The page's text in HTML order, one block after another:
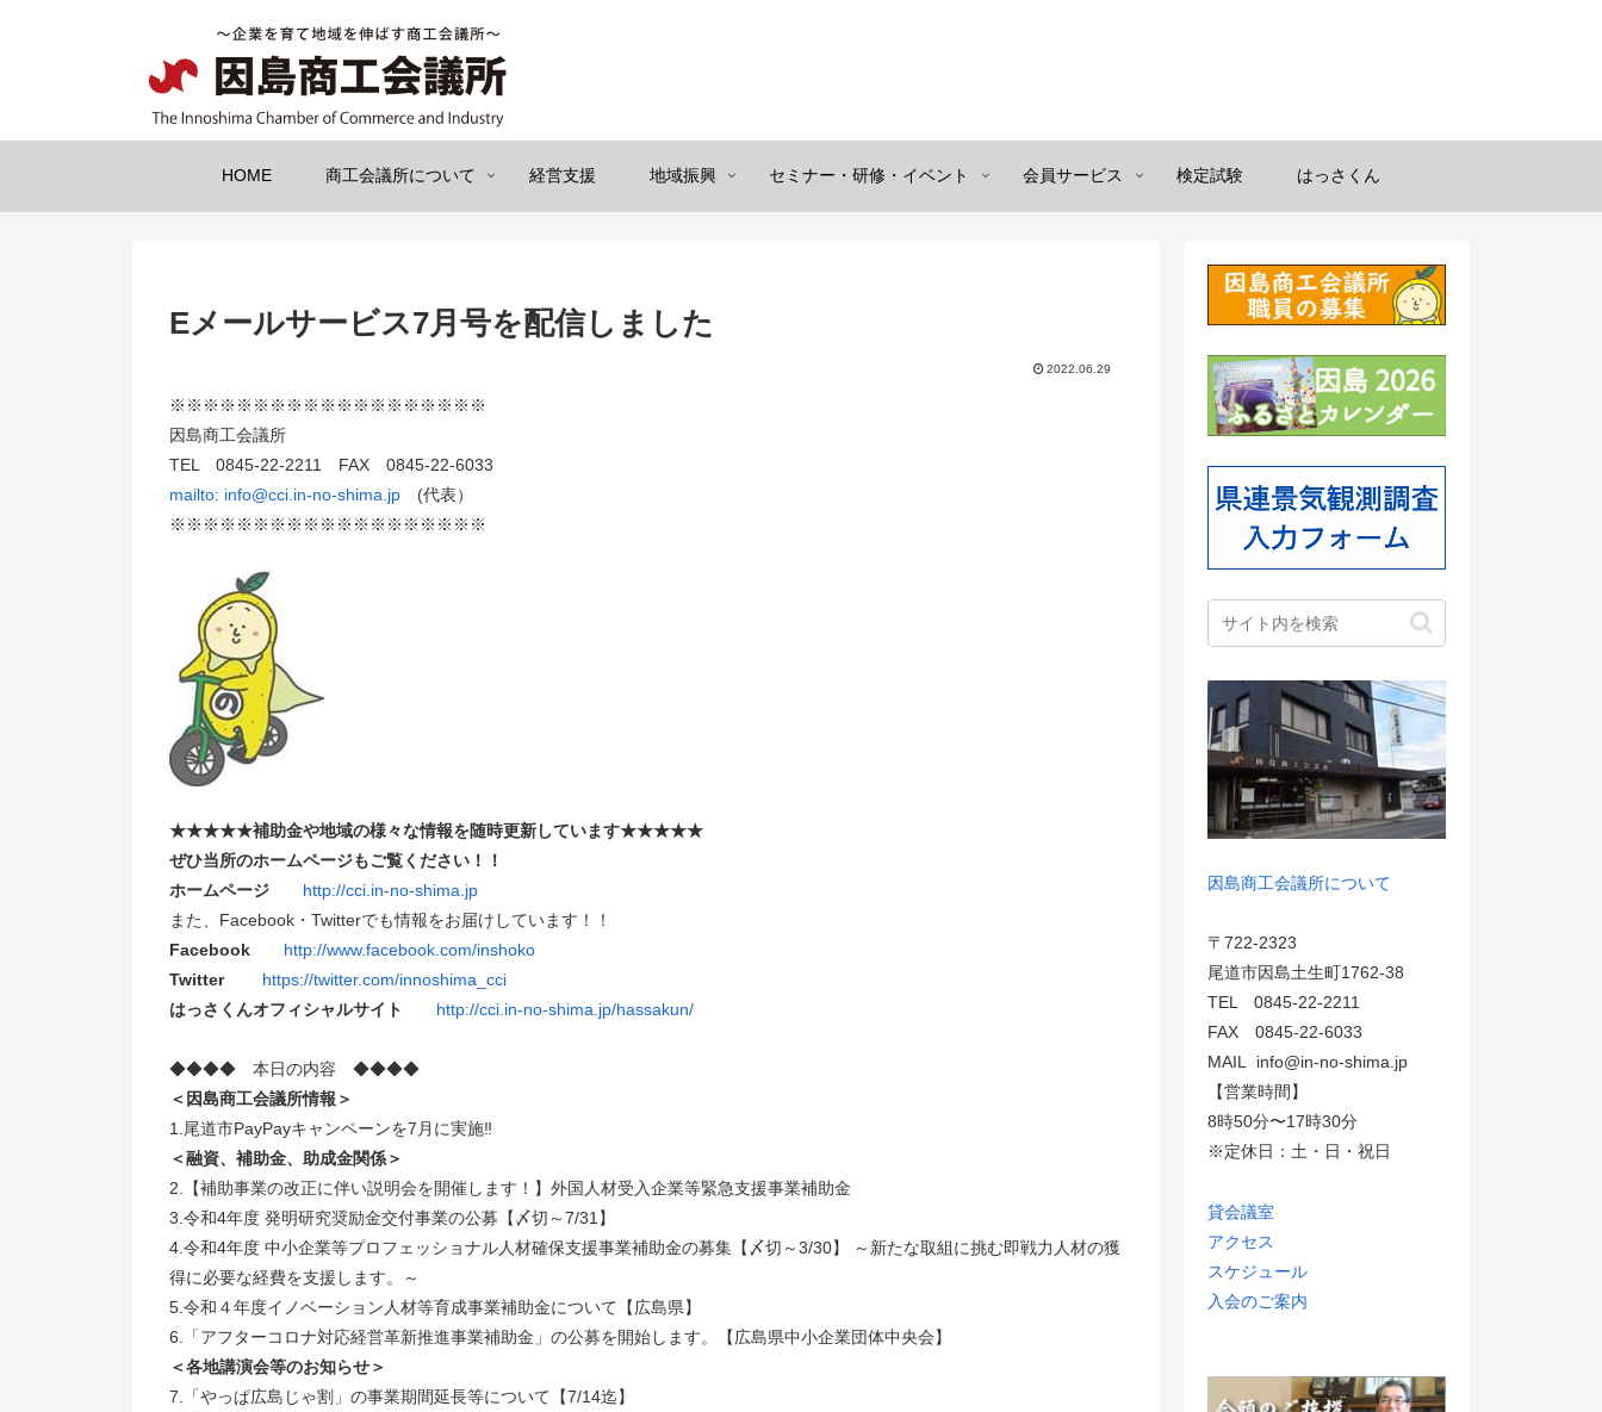
HOME 商工会議所について 経営支援 地域振興 セミナー・研修・イベント 会員サービス 検定試験 はっさくん
Eメールサービス7月号を配信しました
2022.06.29
※※※※※※※※※※※※※※※※※※※
因島商工会議所
TEL 0845-22-2211 FAX 0845-22-6033
mailto: info@cci.in-no-shima.jp (代表）
※※※※※※※※※※※※※※※※※※※
★★★★★補助金や地域の様々な情報を随時更新しています★★★★★
ぜひ当所のホームページもご覧ください！！
ホームページ
http://cci.in-no-shima.jp
また、Facebook・Twitterでも情報をお届けしています！！
Facebook
http://www.facebook.com/inshoko
Twitter
https://twitter.com/innoshima_cci
はっさくんオフィシャルサイト
http://cci.in-no-shima.jp/hassakun/
◆◆◆◆ 本日の内容 ◆◆◆◆
＜因島商工会議所情報＞
1.尾道市PayPayキャンペーンを7月に実施‼
＜融資、補助金、助成金関係＞
2.【補助事業の改正に伴い説明会を開催します！】外国人材受入企業等緊急支援事業補助金
3.令和4年度 発明研究奨励金交付事業の公募【〆切～7/31】
4.令和4年度 中小企業等プロフェッショナル人材確保支援事業補助金の募集【〆切～3/30】 ～新たな取組に挑む即戦力人材の獲
得に必要な経費を支援します。～
5.令和４年度イノベーション人材等育成事業補助金について【広島県】
6.「アフターコロナ対応経営革新推進事業補助金」の公募を開始します。【広島県中小企業団体中央会】
＜各地講演会等のお知らせ＞
7.「やっぱ広島じゃ割」の事業期間延長等について【7/14迄】
因島商工会議所について
〒722-2323
尾道市因島土生町1762-38
TEL 0845-22-2211
FAX 0845-22-6033
MAIL info@in-no-shima.jp
【営業時間】
8時50分〜17時30分
※定休日：土・日・祝日
貸会議室
アクセス
スケジュール
入会のご案内